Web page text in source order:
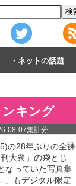
ネットの話題
キング
08-07集計分
の28年ぶりの全裸
大衆」の袋とじ
なっていた写真集
-」もデジタル限定